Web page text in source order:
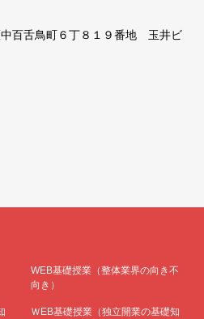
百舌鳥町６丁８１９番地 玉井ビ
WEB基礎授業（整体業界の向き不
向き）
ＷEB基礎授業（独立開業の基礎知